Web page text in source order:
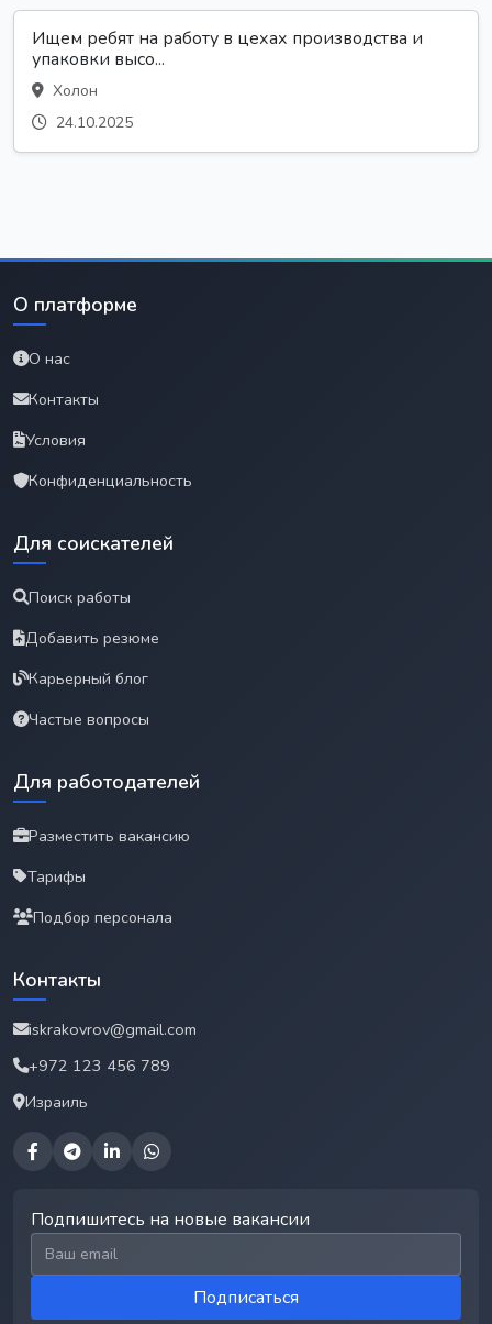
Ищем ребят на работу в цехах производства и
упаковки высо...
Холон
24.10.2025
О платформе
О нас
Контакты
Условия
Конфиденциальность
Для соискателей
Поиск работы
Добавить резюме
Карьерный блог
Частые вопросы
Для работодателей
Разместить вакансию
Тарифы
Подбор персонала
Контакты
iskrakovrov@gmail.com
+972 123 456 789
Израиль
Подпишитесь на новые вакансии
Email для подписки
Подписаться